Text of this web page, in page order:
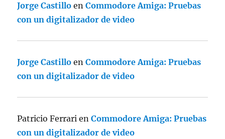
Jorge Castillo enCommodore Amiga: Pruebas
con un digitalizador de video
Jorge Castillo enCommodore Amiga: Pruebas
con un digitalizador de video
Patricio Ferrari enCommodore Amiga: Pruebas
con un digitalizador de video